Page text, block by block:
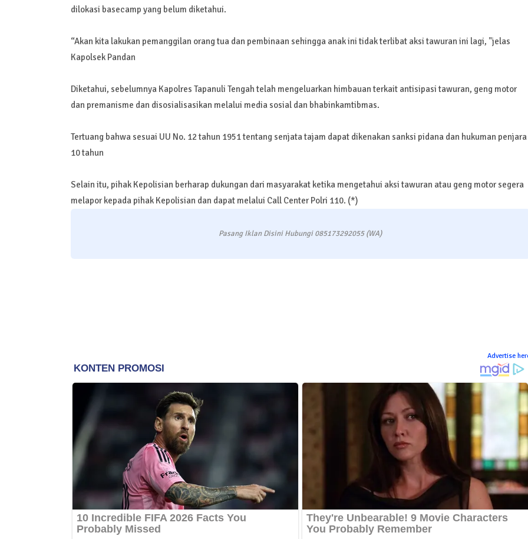
dilokasi basecamp yang belum diketahui.
“Akan kita lakukan pemanggilan orang tua dan pembinaan sehingga anak ini tidak terlibat aksi tawuran ini lagi, "jelas
Kapolsek Pandan
Diketahui, sebelumnya Kapolres Tapanuli Tengah telah mengeluarkan himbauan terkait antisipasi tawuran, geng motor
dan premanisme dan disosialisasikan melalui media sosial dan bhabinkamtibmas.
Tertuang bahwa sesuai UU No. 12 tahun 1951 tentang senjata tajam dapat dikenakan sanksi pidana dan hukuman penjara
10 tahun
Selain itu, pihak Kepolisian berharap dukungan dari masyarakat ketika mengetahui aksi tawuran atau geng motor segera
melapor kepada pihak Kepolisian dan dapat melalui Call Center Polri 110. (*)
Pasang Iklan Disini Hubungi 085173292055 (WA)
Advertise